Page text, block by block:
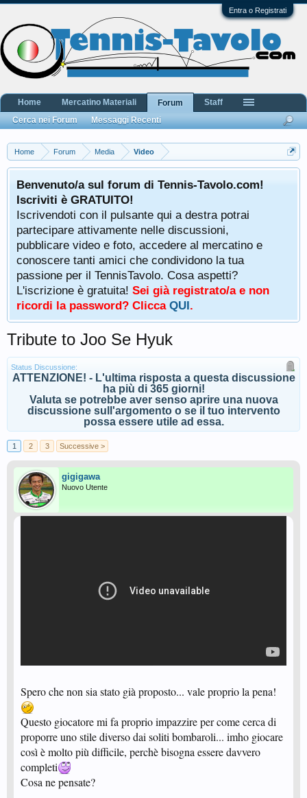
Entra o Registrati
Home Forum Media Video
Benvenuto/a sul forum di Tennis-Tavolo.com!
Iscriviti è GRATUITO!
Iscrivendoti con il pulsante qui a destra potrai
partecipare attivamente nelle discussioni,
pubblicare video e foto, accedere al mercatino e
conoscere tanti amici che condividono la tua
passione per il TennisTavolo. Cosa aspetti?
L'iscrizione è gratuita! Sei già registrato/a e non
ricordi la password? Clicca QUI.
Tribute to Joo Se Hyuk
Status Discussione:
ATTENZIONE! - L'ultima risposta a questa discussione
ha più di 365 giorni!
Valuta se potrebbe aver senso aprire una nuova
discussione sull'argomento o se il tuo intervento
possa essere utile ad essa.
1 2 3 Successive >
gigigawa
Nuovo Utente
Spero che non sia stato già proposto... vale proprio la pena!
Questo giocatore mi fa proprio impazzire per come cerca di
proporre uno stile diverso dai soliti bombaroli... imho giocare
così è molto più difficile, perchè bisogna essere davvero
completi
Cosa ne pensate?
Home Mercatino Materiali
Forum
Cerca nei Forum
Messaggi Recenti
Staff